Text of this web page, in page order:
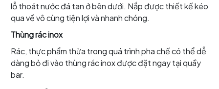
lỗ thoát nước đá tan ở bên dưới. Nắp được thiết kế kéo
qua về vô cùng tiện lợi và nhanh chóng.
Thùng rác inox
Rác, thực phẩm thừa trong quá trình pha chế có thể dễ
dàng bỏ đi vào thùng rác inox được đặt ngay tại quầy
bar.